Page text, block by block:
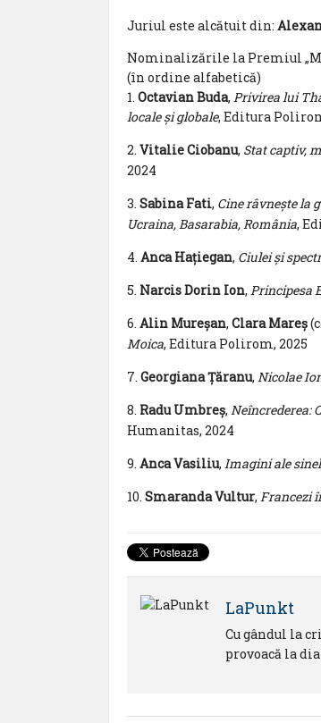
Juriul este alcătuit din:
Nominalizările la Premiul
(în ordine alfabetică)
1. Octavian Buda, Privirea lui
locale și globale, Editura
2. Vitalie Ciobanu, Stat captiv,
2024
3. Sabina Fati, Cine râvnește la
Ucraina, Basarabia, România,
4. Anca Hațiegan, Ciulei și
5. Narcis Dorin Ion, Principesa
6. Alin Mureșan, Clara Mareș
Moica, Editura Polirom, 2025
7. Georgiana Țăranu, Nicolae
8. Radu Umbreș, Neîncrederea:
Humanitas, 2024
9. Anca Vasiliu, Imagini ale
10. Smaranda Vultur, Francezi
LaPunkt
Cu gândul la
provoacă la